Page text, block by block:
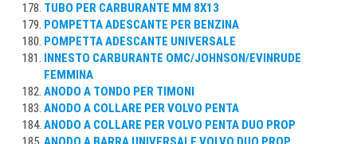
TUBO PER CARBURANTE MM 8X13
POMPETTA ADESCANTE PER BENZINA
POMPETTA ADESCANTE UNIVERSALE
INNESTO CARBURANTE OMC/JOHNSON/EVINRUDE
FEMMINA
ANODO A TONDO PER TIMONI
ANODO A COLLARE PER VOLVO PENTA
ANODO A COLLARE PER VOLVO PENTA DUO PROP